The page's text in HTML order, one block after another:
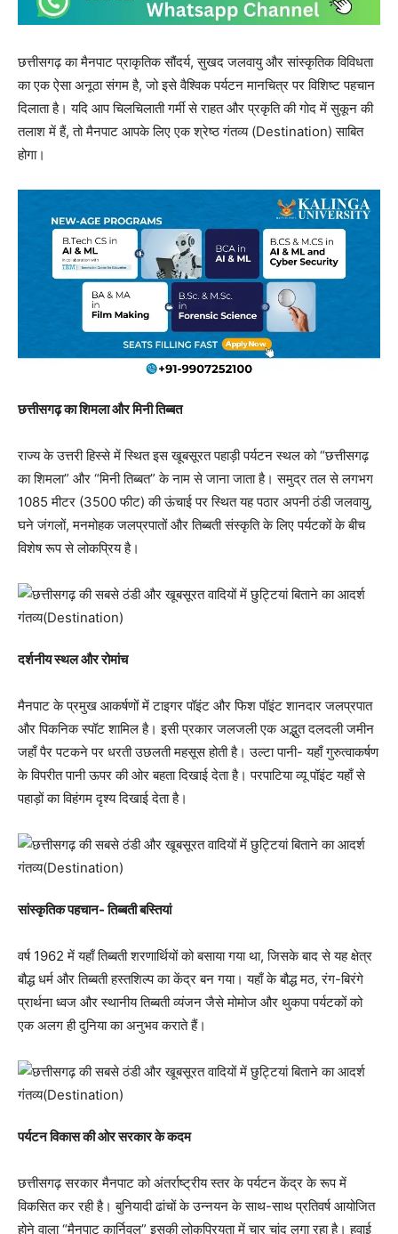
छत्तीसगढ़ का मैनपाट प्राकृतिक सौंदर्य, सुखद जलवायु और सांस्कृतिक विविधता
का एक ऐसा अनूठा संगम है, जो इसे वैश्विक पर्यटन मानचित्र पर विशिष्ट पहचान
दिलाता है। यदि आप चिलचिलाती गर्मी से राहत और प्रकृति की गोद में सुकून की
तलाश में हैं, तो मैनपाट आपके लिए एक श्रेष्ठ गंतव्य (Destination) साबित
होगा।
छत्तीसगढ़ का शिमला और मिनी तिब्बत
राज्य के उत्तरी हिस्से में स्थित इस खूबसूरत पहाड़ी पर्यटन स्थल को “छत्तीसगढ़
का शिमला” और “मिनी तिब्बत” के नाम से जाना जाता है। समुद्र तल से लगभग
1085 मीटर (3500 फीट) की ऊंचाई पर स्थित यह पठार अपनी ठंडी जलवायु,
घने जंगलों, मनमोहक जलप्रपातों और तिब्बती संस्कृति के लिए पर्यटकों के बीच
विशेष रूप से लोकप्रिय है।
दर्शनीय स्थल और रोमांच
मैनपाट के प्रमुख आकर्षणों में टाइगर पॉइंट और फिश पॉइंट शानदार जलप्रपात
और पिकनिक स्पॉट शामिल है। इसी प्रकार जलजली एक अद्भुत दलदली जमीन
जहाँ पैर पटकने पर धरती उछलती महसूस होती है। उल्टा पानी- यहाँ गुरुत्वाकर्षण
के विपरीत पानी ऊपर की ओर बहता दिखाई देता है। परपाटिया व्यू पॉइंट यहाँ से
पहाड़ों का विहंगम दृश्य दिखाई देता है।
सांस्कृतिक पहचान- तिब्बती बस्तियां
वर्ष 1962 में यहाँ तिब्बती शरणार्थियों को बसाया गया था, जिसके बाद से यह क्षेत्र
बौद्ध धर्म और तिब्बती हस्तशिल्प का केंद्र बन गया। यहाँ के बौद्ध मठ, रंग-बिरंगे
प्रार्थना ध्वज और स्थानीय तिब्बती व्यंजन जैसे मोमोज और थुकपा पर्यटकों को
एक अलग ही दुनिया का अनुभव कराते हैं।
पर्यटन विकास की ओर सरकार के कदम
छत्तीसगढ़ सरकार मैनपाट को अंतर्राष्ट्रीय स्तर के पर्यटन केंद्र के रूप में
विकसित कर रही है। बुनियादी ढांचों के उन्नयन के साथ-साथ प्रतिवर्ष आयोजित
होने वाला “मैनपाट कार्निवल” इसकी लोकप्रियता में चार चांद लगा रहा है। हवाई